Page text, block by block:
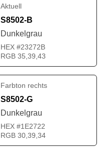
Aktuell
S8502-B
Dunkelgrau
HEX #23272B
RGB 35,39,43
Farbton rechts
S8502-G
Dunkelgrau
HEX #1E2722
RGB 30,39,34